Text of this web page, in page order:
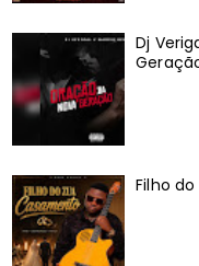
Dj
Filho